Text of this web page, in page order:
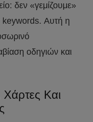
δεν «γεμίζουμε»
keywords. Αυτή η
οδηγιών και
Χάρτες Και